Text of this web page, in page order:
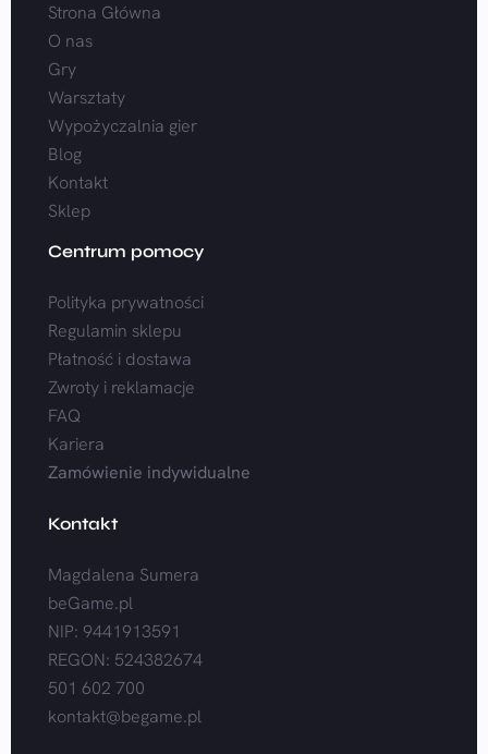
Strona Główna
O nas
Gry
Warsztaty
Wypożyczalnia gier
Blog
Kontakt
Sklep
Centrum pomocy
Polityka prywatności
Regulamin sklepu
Płatność i dostawa
Zwroty i reklamacje
FAQ
Kariera
Zamówienie indywidualne
Kontakt
Magdalena Sumera
beGame.pl
NIP: 9441913591
REGON: 524382674
501 602 700
kontakt@begame.pl